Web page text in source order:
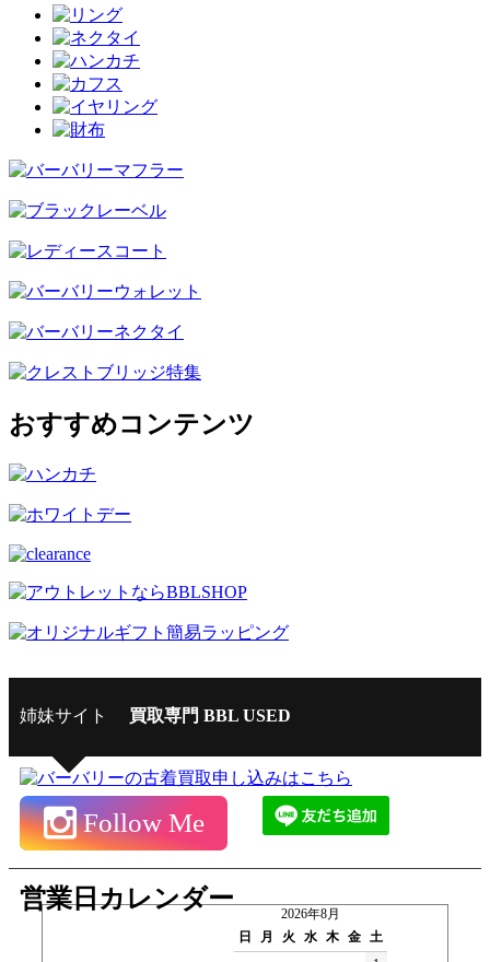
おすすめコンテンツ
姉妹サイト 買取専門 BBL USED
Follow Me
営業日カレンダー
2026年8月
日
月 火 水 木 金 土